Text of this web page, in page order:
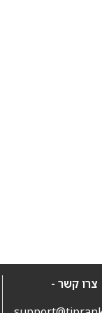
צרו קשר -